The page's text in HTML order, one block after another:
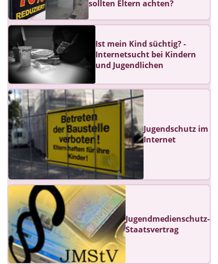
sollten Eltern achten?
Ist mein Kind süchtig? -
Internetsucht bei Kindern
und Jugendlichen
Jugendschutz im
Internet
Jugendmedienschutz-
Staatsvertrag